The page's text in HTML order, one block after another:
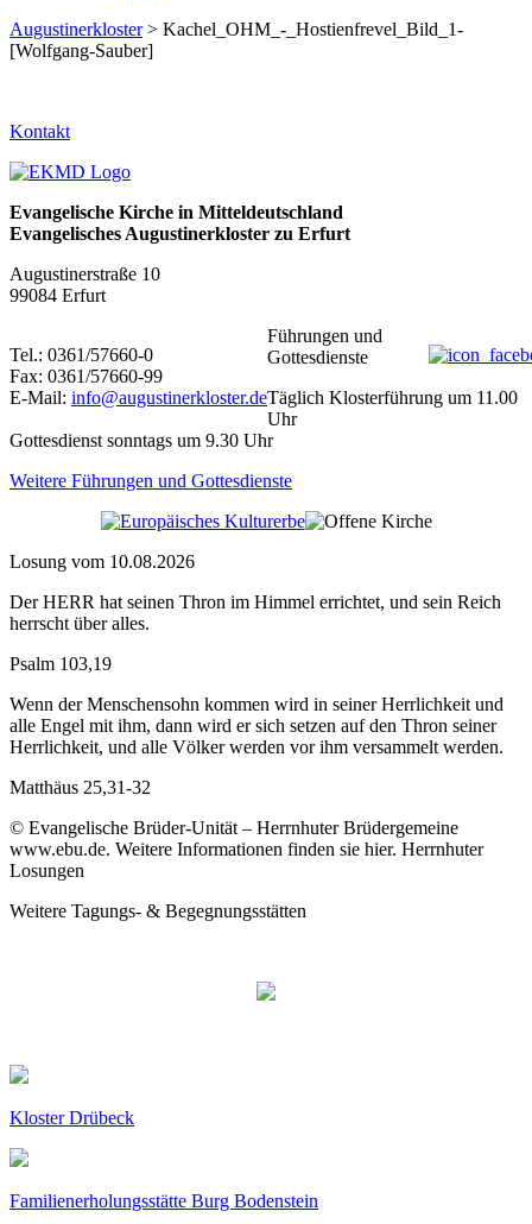
Augustinerkloster> Kachel_OHM_-_Hostienfrevel_Bild_1-
[Wolfgang-Sauber]
Kontakt
Evangelische Kirche in Mitteldeutschland
Evangelisches Augustinerkloster zu Erfurt
Augustinerstraße 10
99084 Erfurt
Tel.: 0361/57660-0
Fax: 0361/57660-99
E-Mail: info@augustinerkloster.de
Führungen und
Gottesdienste
Täglich Klosterführung um 11.00
Uhr
Gottesdienst sonntags um 9.30 Uhr
Weitere Führungen und Gottesdienste
Losung vom 10.08.2026
Der HERR hat seinen Thron im Himmel errichtet, und sein Reich
herrscht über alles.
Psalm 103,19
Wenn der Menschensohn kommen wird in seiner Herrlichkeit und
alle Engel mit ihm, dann wird er sich setzen auf den Thron seiner
Herrlichkeit, und alle Völker werden vor ihm versammelt werden.
Matthäus 25,31-32
© Evangelische Brüder-Unität – Herrnhuter Brüdergemeine
www.ebu.de. Weitere Informationen finden sie hier. Herrnhuter
Losungen
Weitere Tagungs- & Begegnungsstätten
Kloster Drübeck
Familienerholungsstätte Burg Bodenstein